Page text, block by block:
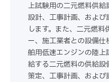
上試験用の二元燃料供
設計、工事計画、およ
します。また、二元燃
ー、施工業者との設備仕
舶用低速エンジンの陸
給する二元燃料の供給
策定、工事計画、およ